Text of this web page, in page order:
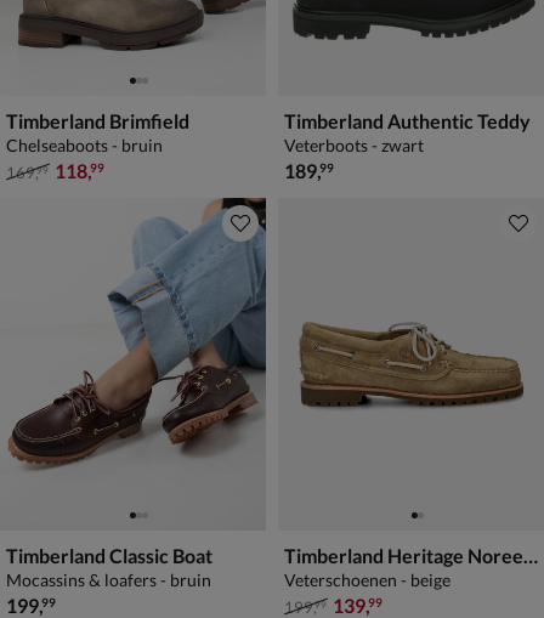
Timberland Brimfield
Chelseaboots - bruin
van € 169,99 voor € 118,99
169,99 118,99
Timberland Authentic Teddy
Veterboots - zwart
€ 189,99
189,99
Timberland Classic Boat
Mocassins & loafers - bruin
€ 199,99
199,99
Timberland Heritage Noreen 3-Eye Lug
Veterschoenen - beige
van € 199,99 voor € 139,99
199,99 139,99